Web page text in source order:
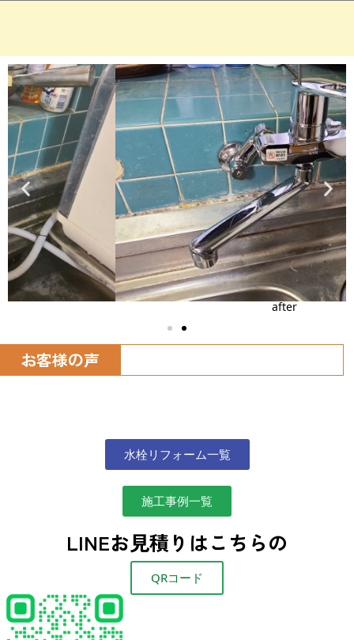
after
お客様の声
水栓リフォーム一覧
施工事例一覧
LINEお見積りはこちらの
QRコード